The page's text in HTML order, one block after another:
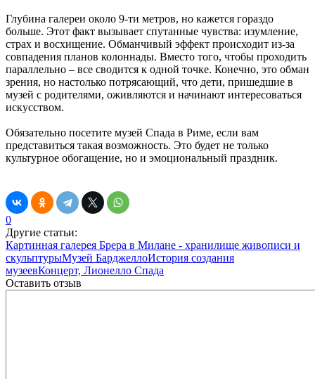
Глубина галереи около 9-ти метров, но кажется гораздо
больше. Этот факт вызывает спутанные чувства: изумление,
страх и восхищение. Обманчивый эффект происходит из-за
совпадения планов колоннады. Вместо того, чтобы проходить
параллельно – все сводится к одной точке. Конечно, это обман
зрения, но настолько потрясающий, что дети, пришедшие в
музей с родителями, оживляются и начинают интересоваться
искусством.
Обязательно посетите музей Спада в Риме, если вам
представиться такая возможность. Это будет не только
культурное обогащение, но и эмоциональный праздник.
0
Другие статьи:
Картинная галерея Брера в Милане - хранилище живописи и
скульптурыМузей БарджеллоИстория создания
музеевКонцерт, Лионелло Спада
Оставить отзыв